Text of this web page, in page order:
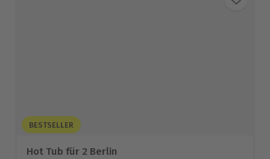
BESTSELLER
Hot Tub für 2 Berlin